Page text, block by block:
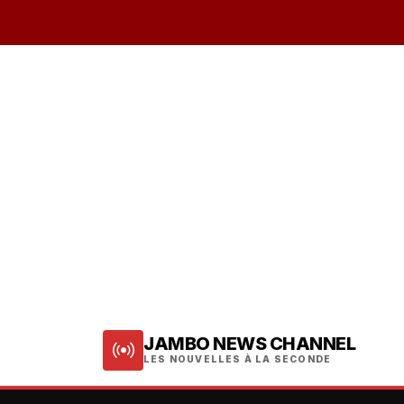
JAMBO NEWS CHANNEL
LES NOUVELLES À LA SECONDE